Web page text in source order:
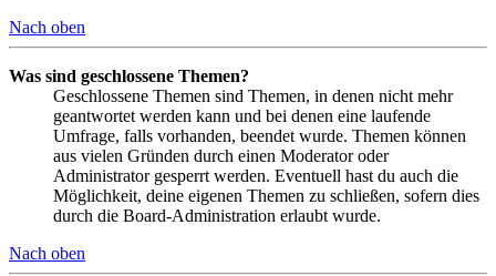
Nach oben
Was sind geschlossene Themen?
Geschlossene Themen sind Themen, in denen nicht mehr
geantwortet werden kann und bei denen eine laufende
Umfrage, falls vorhanden, beendet wurde. Themen können
aus vielen Gründen durch einen Moderator oder
Administrator gesperrt werden. Eventuell hast du auch die
Möglichkeit, deine eigenen Themen zu schließen, sofern dies
durch die Board-Administration erlaubt wurde.
Nach oben